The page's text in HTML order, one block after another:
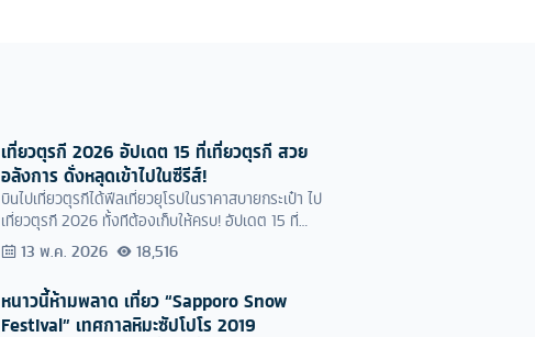
เที่ยวตุรกี 2026 อัปเดต 15 ที่เที่ยวตุรกี สวย
อลังการ ดั่งหลุดเข้าไปในซีรีส์!
บินไปเที่ยวตุรกีได้ฟีลเที่ยวยุโรปในราคาสบายกระเป๋า ไป
เที่ยวตุรกี 2026 ทั้งทีต้องเก็บให้ครบ! อัปเดต 15 ที่
เที่ยวตุรกี จัดเต็มทั้งแลนด์มาร์กคลาสสิก และจุดถ่ายรูป
แรร์ๆ บอกเลยว่าได้รูปเปลี่ยนโปรไฟล์ไปอีกทั้งปี!
13 พ.ค. 2026 18,516
หนาวนี้ห้ามพลาด เที่ยว “Sapporo Snow
Festival” เทศกาลหิมะซัปโปโร 2019